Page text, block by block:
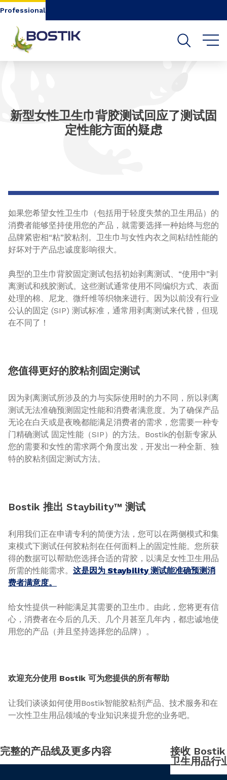
Go to content
Professional
新型女性卫生巾背胶测试回应了测试固
定性能方面的疑虑
如果您希望女性卫生巾（包括用于轻度失禁的卫生用品）的
消费者能够坚持使用您的产品，就需要选择一种始终与您的
品牌紧密相“粘”胶粘剂。卫生巾与女性内衣之间粘结性能的
好坏对于产品忠诚度影响很大。
典型的卫生巾背胶固定测试包括初始剥离测试、“使用中”剥
离测试和残胶测试。这些测试通常使用不同编织方式、表面
处理的棉、尼龙、微纤维等织物来进行。因为以前没有行业
公认的固定 (SIP) 测试标准，通常用剥离测试来代替，但现
在不同了！
您值得更好的胶粘剂固定测试
因为剥离测试所涉及的力与实际使用时的力不同，所以剥离
测试无法准确预测固定性能和消费者满意度。为了确保产品
无论在白天或是夜晚都能满足消费者的需求，您需要一种专
门精确测试 固定性能（SIP）的方法。Bostik的创新专家从
您的需要和女性的需求两个角度出发，开发出一种全新、独
特的胶粘剂固定测试方法。
Bostik 推出 Staybility™ 测试
利用我们正在申请专利的简便方法，您可以在两侧模式和集
束模式下测试任何胶粘剂在任何面料上的固定性能。您所获
得的数据可以帮助您选择合适的背胶，以满足女性卫生用品
所需的性能需求。 这是因为 Staybility 测试能准确预测消
费者满意度。
给女性提供一种能满足其需要的卫生巾。由此，您将更有信
心，消费者在今后的几天、几个月甚至几年内，都忠诚地使
用您的产品（并且坚持选择您的品牌）。
欢迎充分使用 Bostik 可为您提供的所有帮助
让我们谈谈如何使用Bostik智能胶粘剂产品、技术服务和在
一次性卫生用品领域的专业知识来提升您的业务吧。
完整的产品线及更多内容
接收 Bostik
卫生用品行